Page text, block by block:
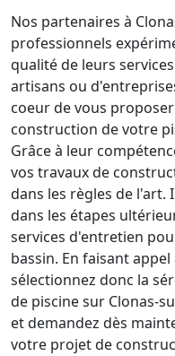
Nos partenaires à
professionnels
qualité de leurs
artisans ou
coeur de vous
construction de votre
Grâce à leur
vos travaux de
dans les règles de l'art.
dans les étapes
services d'entretien
bassin. En faisant
sélectionnez donc la
de piscine sur Clonas-
et demandez dès
votre projet de